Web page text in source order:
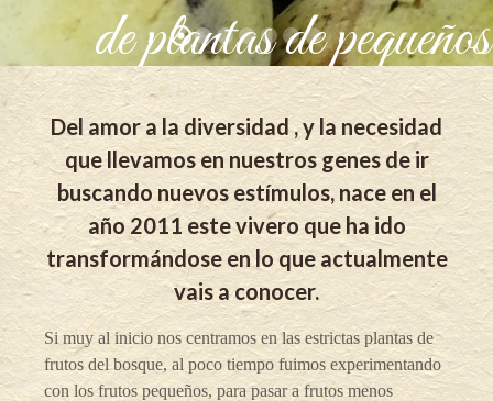
de plantas de
Del amor a la diversidad , y la necesidad
que llevamos en nuestros genes de ir
buscando nuevos estímulos, nace en el
año 2011 este vivero que ha ido
transformándose en lo que actualmente
vais a conocer.
Si muy al inicio nos centramos en las estrictas plantas de
frutos del bosque, al poco tiempo fuimos experimentando
con los frutos pequeños, para pasar a frutos menos